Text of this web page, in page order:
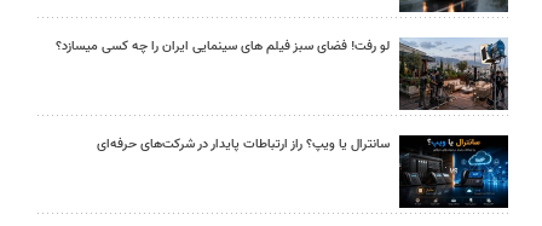
لو رفت! فضای سبز فیلم های سینمایی ایران را چه کسی میسازد؟
سانترال یا ویپ؟ راز ارتباطات پایدار در شرکت‌های حرفه‌ای